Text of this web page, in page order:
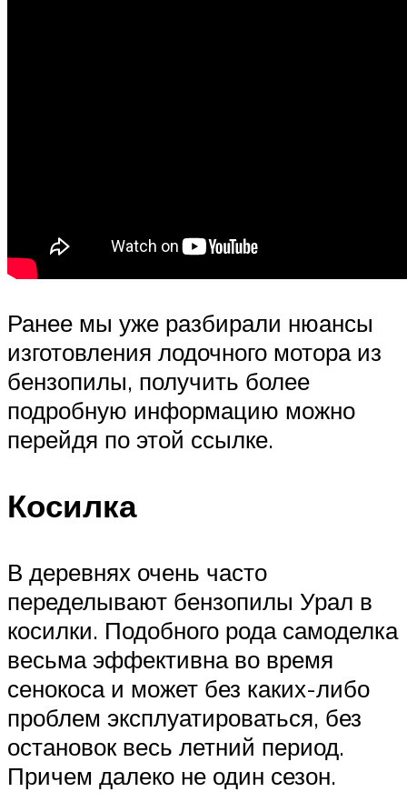
Ранее мы уже разбирали нюансы
изготовления лодочного мотора из
бензопилы, получить более
подробную информацию можно
перейдя по этой ссылке.
Косилка
В деревнях очень часто
переделывают бензопилы Урал в
косилки. Подобного рода самоделка
весьма эффективна во время
сенокоса и может без каких-либо
проблем эксплуатироваться, без
остановок весь летний период.
Причем далеко не один сезон.